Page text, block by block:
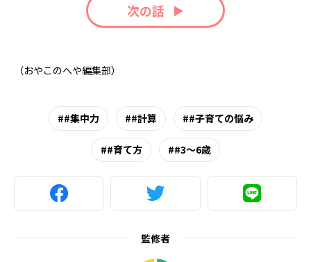
次の話
（おやこのへや編集部）
#集中力 #計算 #子育ての悩み
#育て方 #3～6歳
監修者